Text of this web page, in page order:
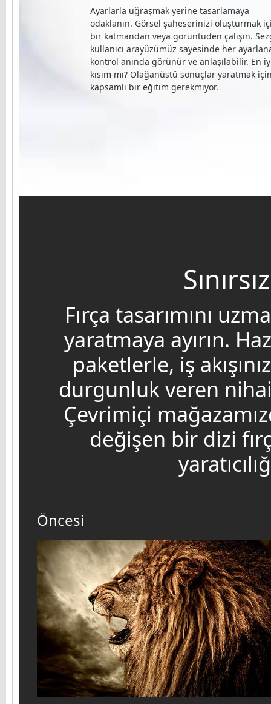
Ayarlarla uğraşmak yerine tasarlamaya
odaklanın. Görsel şaheserinizi oluşturmak
bir katmandan veya görüntüden çalışın.
kullanıcı arayüzümüz sayesinde her
kontrol anında görünür ve anlaşılabilir. En
kısım mı? Olağanüstü sonuçlar yaratmak
kapsamlı bir eğitim gerekmiyor.
Fırça tasarımını
yaratmaya ayırın.
paketlerle, iş
durgunluk veren
Çevrimiçi
değişen bir dizi
Öncesi